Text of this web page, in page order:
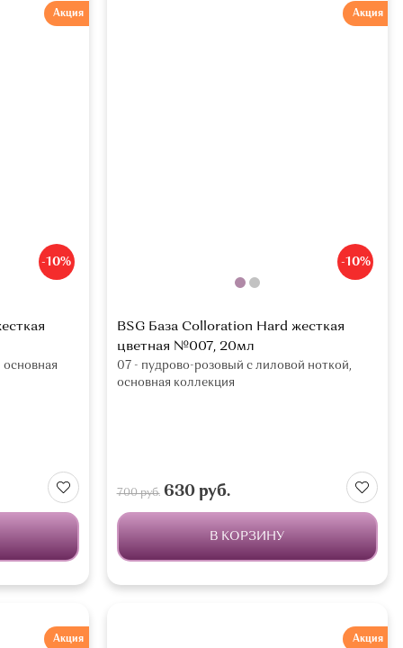
-10%
Акция
-10%
Акция
BSG База Colloration Hard жесткая
цветная №007, 20мл
07 - пудрово-розовый с лиловой ноткой,
основная коллекция
700 руб.630 руб.
В КОРЗИНУ
Акция Акция